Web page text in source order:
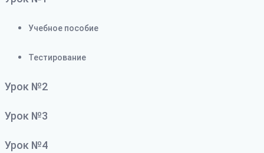
Учебное пособие
Тестирование
Урок №2
Урок №3
Урок №4